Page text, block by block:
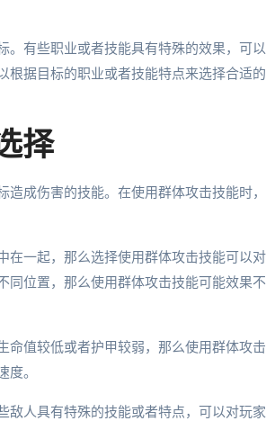
。有些职业或者技能具有特殊的效果，可以
根据目标的职业或者技能特点来选择合适的
择
成伤害的技能。在使用群体攻击技能时，
在一起，那么选择使用群体攻击技能可以对
同位置，那么使用群体攻击技能可能效果不
命值较低或者护甲较弱，那么使用群体攻击
。
敌人具有特殊的技能或者特点，可以对玩家